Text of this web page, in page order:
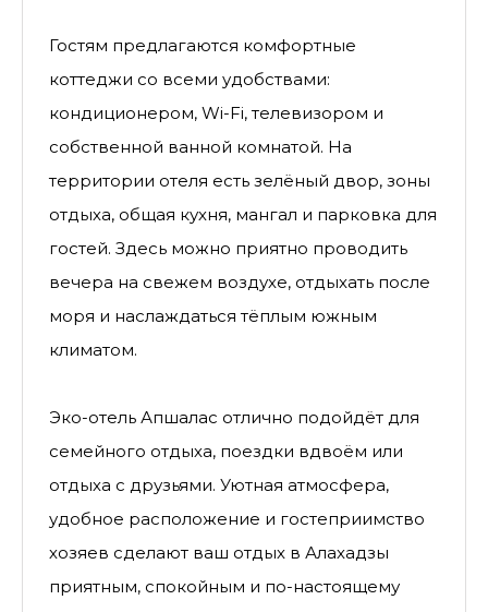
Гостям предлагаются комфортные
коттеджи со всеми удобствами:
кондиционером, Wi-Fi, телевизором и
собственной ванной комнатой. На
территории отеля есть зелёный двор, зоны
отдыха, общая кухня, мангал и парковка для
гостей. Здесь можно приятно проводить
вечера на свежем воздухе, отдыхать после
моря и наслаждаться тёплым южным
климатом.
Эко-отель Апшалас отлично подойдёт для
семейного отдыха, поездки вдвоём или
отдыха с друзьями. Уютная атмосфера,
удобное расположение и гостеприимство
хозяев сделают ваш отдых в Алахадзы
приятным, спокойным и по-настоящему